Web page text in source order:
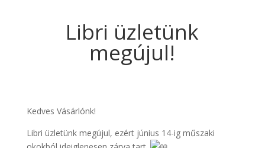
Libri üzletünk
megújul!
Kedves Vásárlónk!
Libri üzletünk megújul, ezért június 14-ig műszaki